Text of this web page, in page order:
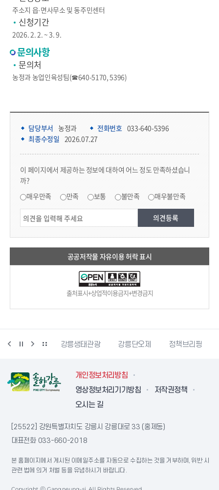
주소지 읍·면사무소 및 동주민센터
신청기간
2026. 2. 2. ~ 3. 9.
문의사항
문의처
농정과 농업인육성팀(☎640-5170, 5396)
담당부서 정보 & 컨텐츠 만족도 조사 & 공공저작물 자유이용 허락 표시
담당부서 농정과 전화번호 033-640-5396
최종수정일 2026.07.27
이 페이지에서 제공하는 정보에 대하여 어느 정도 만족하셨습니
까?
매우만족 만족 보통 불만족 매우불만족
공공저작물 자유이용 허락 표시
출처표시+상업적이용금지+변경금지
동물사랑센터 강릉생태관광 강릉단오제 정책브리핑
개인정보처리방침
영상정보처리기기방침
저작권정책
오시는 길
[25522] 강원특별자치도 강릉시 강릉대로 33 (홍제동)
대표전화 033-660-2018
본 홈페이지에서 게시된 이메일주소를 자동으로 수집하는 것을 거부하며, 위반 시
관련 법에 의거 처벌 등을 유념하시기 바랍니다.